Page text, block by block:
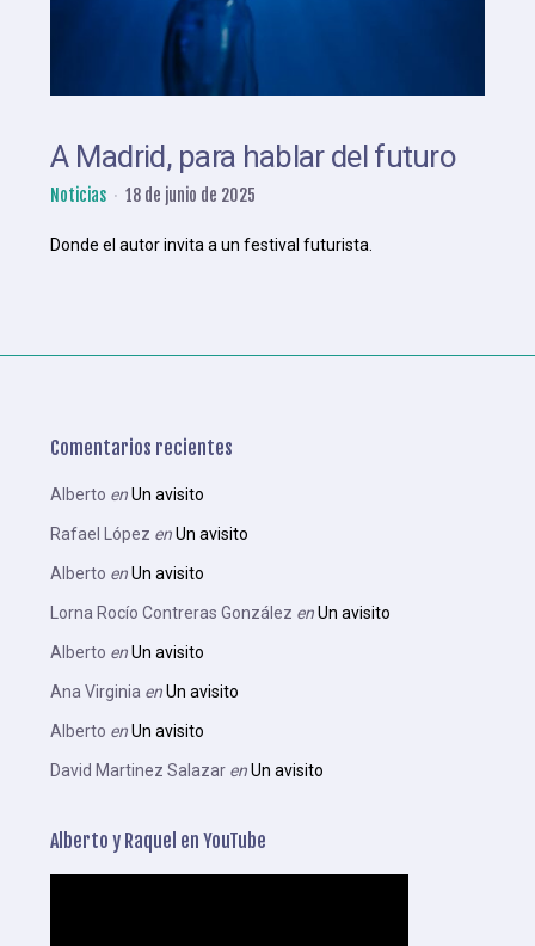
A Madrid, para hablar del futuro
Noticias 18 de junio de 2025
Donde el autor invita a un festival futurista.
Comentarios recientes
Alberto enUn avisito
Rafael López enUn avisito
Alberto enUn avisito
Lorna Rocío Contreras González enUn avisito
Alberto enUn avisito
Ana Virginia enUn avisito
Alberto enUn avisito
David Martinez Salazar enUn avisito
Alberto y Raquel en YouTube